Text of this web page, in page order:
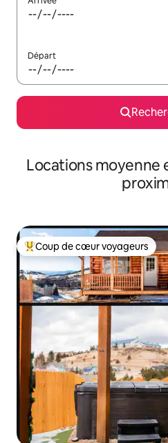
Départ
Locations moyenne
Coups de cœur voyageurs les
Coup de cœur voyageurs